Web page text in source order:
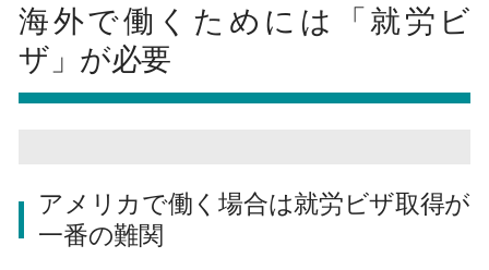
海外で働くためには「就労ビ
ザ」が必要
アメリカで働く場合は就労ビザ取得が
一番の難関